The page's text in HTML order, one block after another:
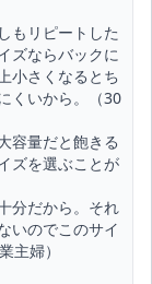
もリピートした
ズならバックに
小さくなるとち
くいから。（30
容量だと飽きる
ズを選ぶことが
分だから。それ
いのでこのサイ
主婦）